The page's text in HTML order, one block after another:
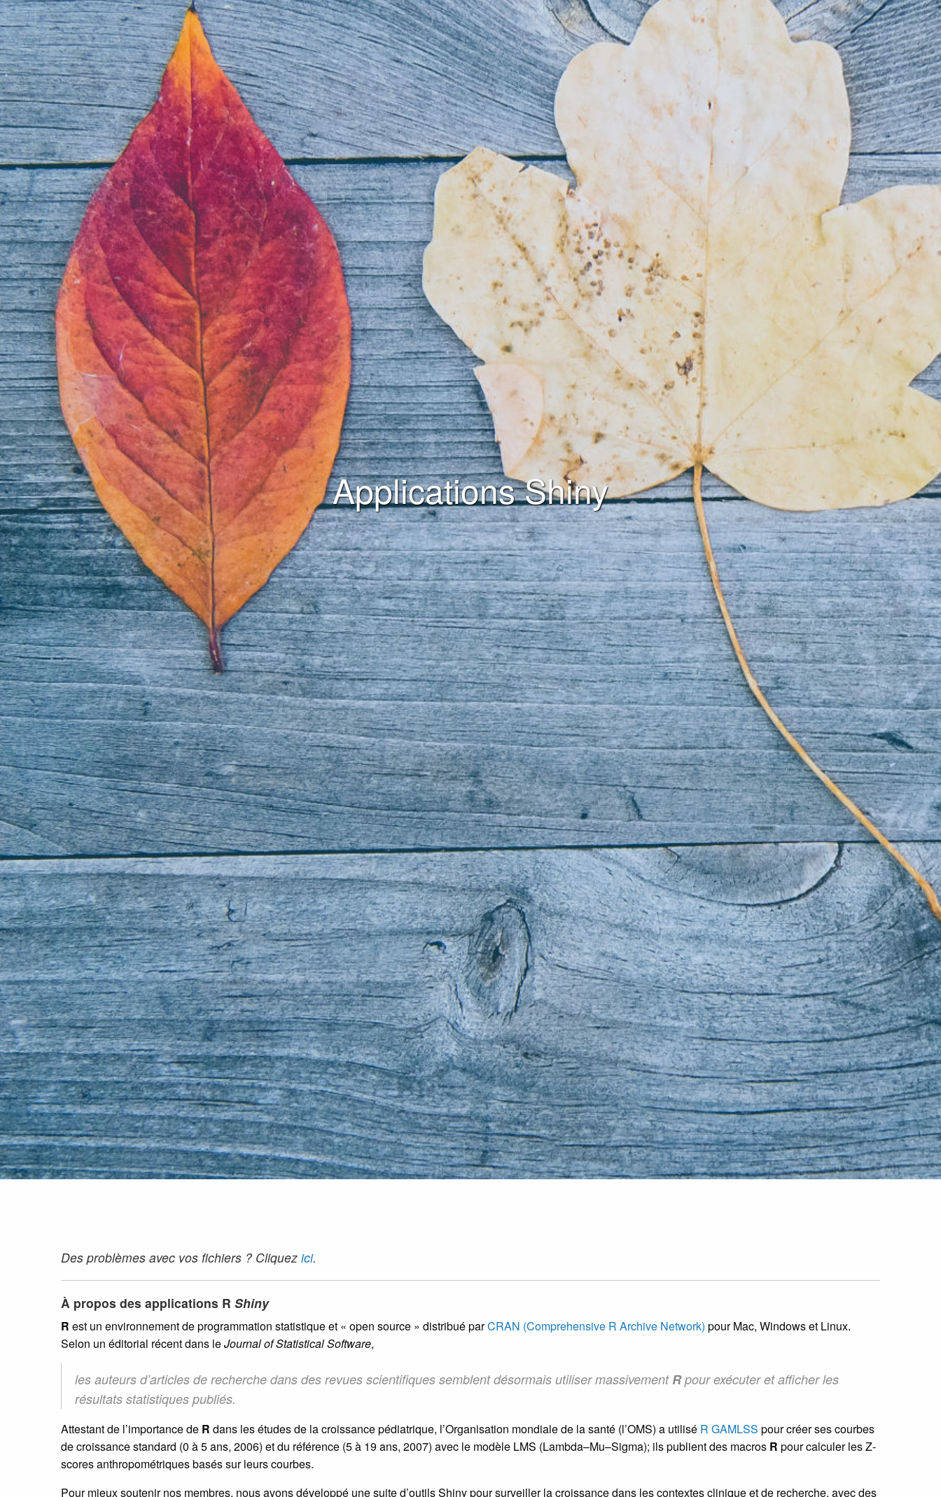
Applications Shiny
Des problèmes avec vos fichiers ? Cliquez ici.
À propos des applications R Shiny
R est un environnement de programmation statistique et « open source » distribué parCRAN (Comprehensive R Archive Network) pour Mac, Windows et Linux.
Selon un éditorial récent dans leJournal of Statistical Software,
les auteurs d’articles de recherche dans des revues scientifiques semblent désormais utiliser massivement Rpour exécuter et afficher les
résultats statistiques publiés.
Attestant de l’importance de R dans les études de la croissance pédiatrique, l’Organisation mondiale de la santé (l’OMS) a utilisé R GAMLSS pour créer ses courbes
de croissance standard (0 à 5 ans, 2006) et du référence (5 à 19 ans, 2007) avec le modèle LMS (Lambda–Mu–Sigma); ils publient des macros R pour calculer les Z-
scores anthropométriques basés sur leurs courbes.
Pour mieux soutenir nos membres, nous avons développé une suite d’outils Shiny pour surveiller la croissance dans les contextes clinique et de recherche, avec des